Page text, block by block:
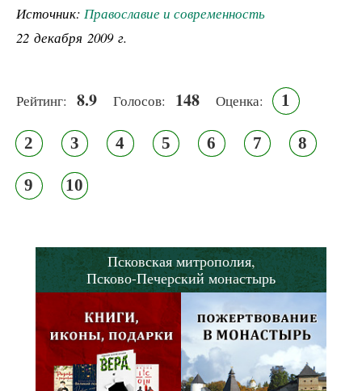
Источник: Православие и современность
22 декабря 2009 г.
Рейтинг: 8.9 Голосов: 148 Оценка: 1
2 3 4 5 6 7 8
9 10
Псковская митрополия,
Псково-Печерский монастырь